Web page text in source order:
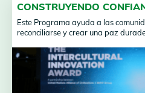
CONSTRUYENDO
Este Programa ayuda a las
reconciliarse y crear una paz